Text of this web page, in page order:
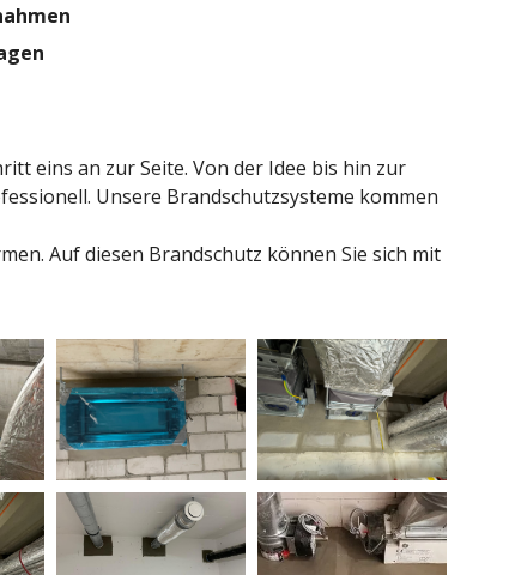
eins an zur Seite. Von der Idee bis hin zur
Unsere Brandschutzsysteme kommen
Auf diesen Brandschutz können Sie sich mit